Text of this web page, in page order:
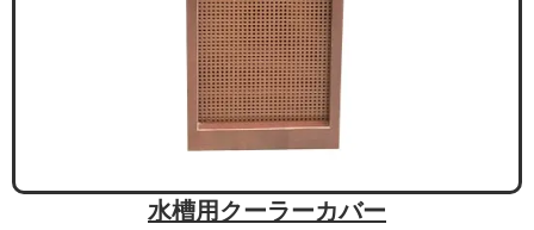
水槽用クーラーカバー